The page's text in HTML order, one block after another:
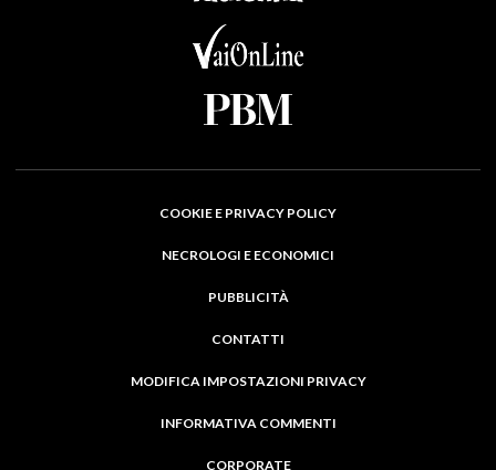
COOKIE E PRIVACY POLICY
NECROLOGI E ECONOMICI
PUBBLICITÀ
CONTATTI
MODIFICA IMPOSTAZIONI PRIVACY
INFORMATIVA COMMENTI
CORPORATE